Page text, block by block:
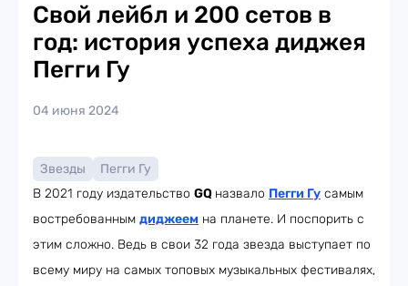
Свой лейбл и 200 сетов в
год: история успеха диджея
Пегги Гу
04 июня 2024
Звезды
Пегги Гу
В 2021 году издательство GQ назвало Пегги Гу самым
востребованным диджеем на планете. И поспорить с
этим сложно. Ведь в свои 32 года звезда выступает по
всему миру на самых топовых музыкальных фестивалях,